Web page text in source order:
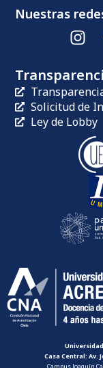
Nuestras
Solicitud de
Ley de Lobby
Casa Central: Av.
Campus Joaquín